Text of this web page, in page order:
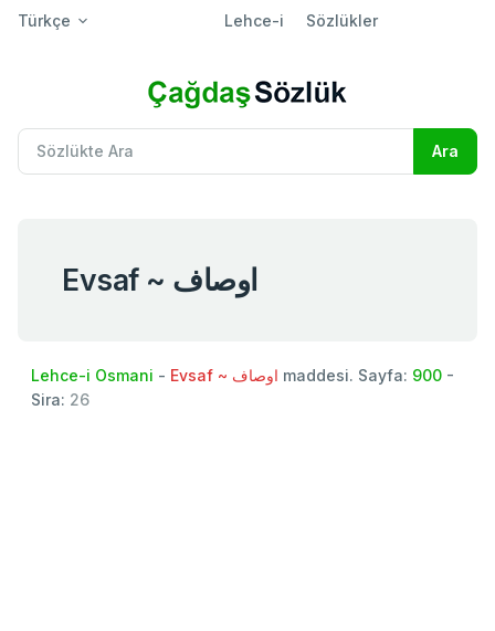
Türkçe Lehce-i Sözlükler
Evsaf ~ اوصاف
Lehce-i Osmani - Evsaf ~ اوصاف maddesi. Sayfa: 900 -
Sira: 26